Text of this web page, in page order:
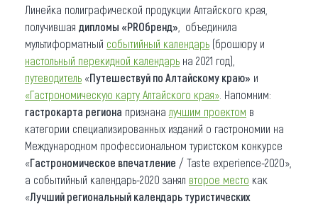
Линейка полиграфической продукции Алтайского края,
получившая дипломы «PROбренд» , объединила
мультиформатный событийный календарь (брошюру и
настольный перекидной календарь на 2021 год),
путеводитель «Путешествуй по Алтайскому краю» и
«Гастрономическую карту Алтайского края» . Напомним:
гастрокарта региона признана лучшим проектом в
категории специализированных изданий о гастрономии на
Международном профессиональном туристском конкурсе
«Гастрономическое впечатление / Taste experience-2020»,
а событийный календарь-2020 занял второе место как
«Лучший региональный календарь туристических